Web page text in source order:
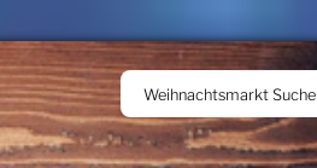
Weihnachtsmarkt Suche